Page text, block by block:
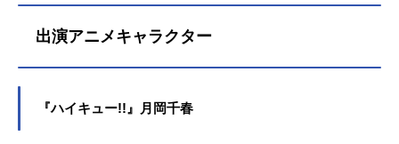
出演アニメキャラクター
『ハイキュー!!』月岡千春